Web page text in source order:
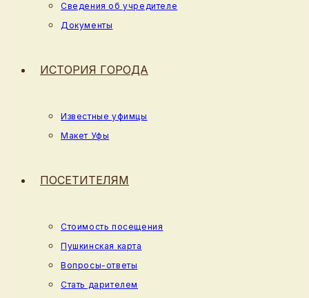
Сведения об учредителе
Документы
ИСТОРИЯ ГОРОДА
Известные уфимцы
Макет Уфы
ПОСЕТИТЕЛЯМ
Стоимость посещения
Пушкинская карта
Вопросы-ответы
Стать дарителем